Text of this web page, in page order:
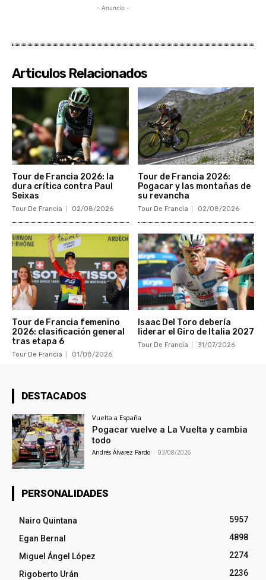
- Anuncio -
Articulos Relacionados
Tour de Francia 2026: la
dura crítica contra Paul
Seixas
Tour De Francia 02/08/2026
Tour de Francia 2026:
Pogacar y las montañas de
su revancha
Tour De Francia 02/08/2026
Tour de Francia femenino
2026: clasificación general
tras etapa 6
Tour De Francia 01/08/2026
Isaac Del Toro debería
liderar el Giro de Italia 2027
Tour De Francia 31/07/2026
DESTACADOS
Vuelta a España
Pogacar vuelve a La Vuelta y cambia
todo
Andrés Álvarez Pardo - 03/08/2026
PERSONALIDADES
Nairo Quintana
5957
Egan Bernal
4898
Miguel Ángel López
2274
Rigoberto Urán
2236